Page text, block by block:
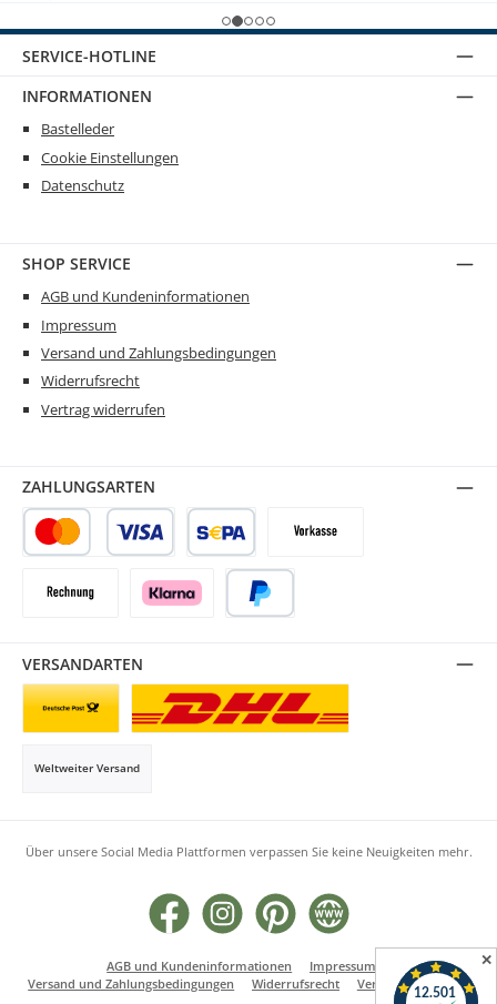
SERVICE-HOTLINE
INFORMATIONEN
Bastelleder
Cookie Einstellungen
Datenschutz
SHOP SERVICE
AGB und Kundeninformationen
Impressum
Versand und Zahlungsbedingungen
Widerrufsrecht
Vertrag widerrufen
VERSANDARTEN
Weltweiter Versand
ZAHLUNGSARTEN
SEPA LastschriftVorkasse
Über unsere Social Media Plattformen verpassen Sie keine Neuigkeiten mehr.
Facebook Instagram Pinterest Website
AGB und Kundeninformationen
Impressum
Versand und Zahlungsbedingungen
Widerrufsrecht Vertrag widerrufen
✕